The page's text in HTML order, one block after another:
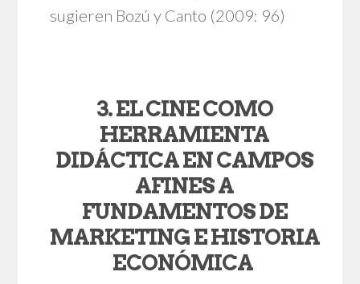
sugieren Bozú y Canto (2009: 96)
3. EL CINE COMO
HERRAMIENTA
DIDÁCTICA EN CAMPOS
AFINES A
FUNDAMENTOS DE
MARKETING E HISTORIA
ECONÓMICA